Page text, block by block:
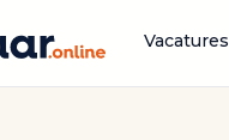
Vacatures